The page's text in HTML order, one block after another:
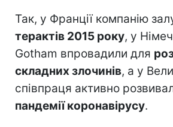
Так, у Франції компанію
терактів 2015 року, у
Gotham впровадили для
складних злочинів, а у
співпраця активно
пандемії коронавірусу.